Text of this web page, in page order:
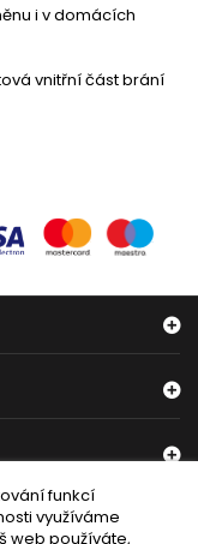
i v domácích
vnitřní část brání
funkcí
využíváme
web používáte,